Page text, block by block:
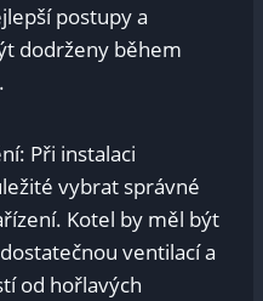
postupy a
dodrženy během
Při instalaci
vybrat správné
Kotel by měl být
ventilací a
od hořlavých